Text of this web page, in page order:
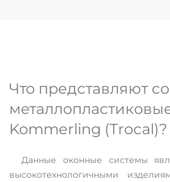
Что представляют
Kommerling (Trocal)?
Данные оконные системы
высокотехнологичными